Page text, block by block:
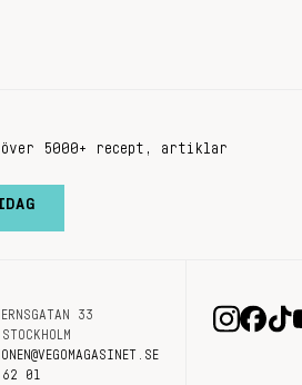
5000+ recept, artiklar
33
01